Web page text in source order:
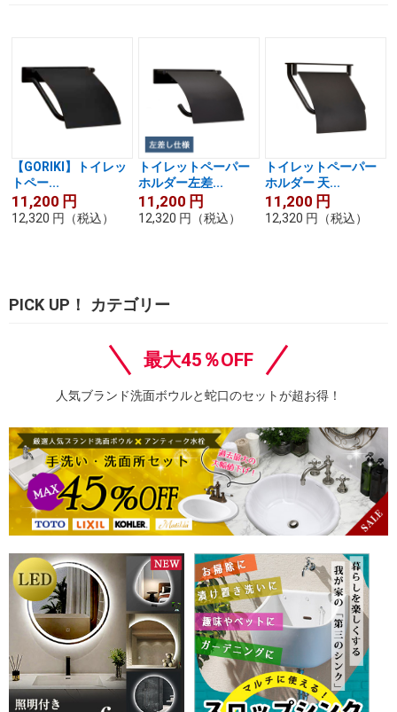
【GORIKI】トイレッ
トペー...
11,200 円
12,320 円 （税込）
トイレットペーパー
ホルダー左差...
11,200 円
12,320 円 （税込）
トイレットペーパー
ホルダー 天...
11,200 円
12,320 円 （税込）
PICK UP！ カテゴリー
最大45％OFF
人気ブランド洗面ボウルと蛇口のセットが超お得！